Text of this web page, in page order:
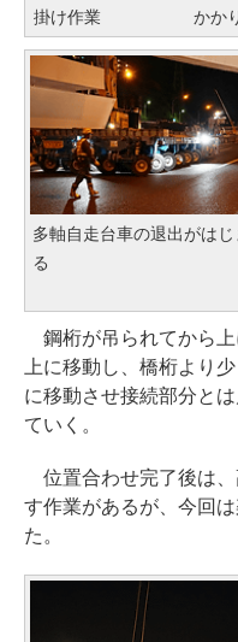
掛け作業
かか
多軸自走台車の退出がはじ
る
鋼桁が吊られてから上
上に移動し、橋桁より
に移動させ接続部分と
ていく。
位置合わせ完了後は、
す作業があるが、今回
た。